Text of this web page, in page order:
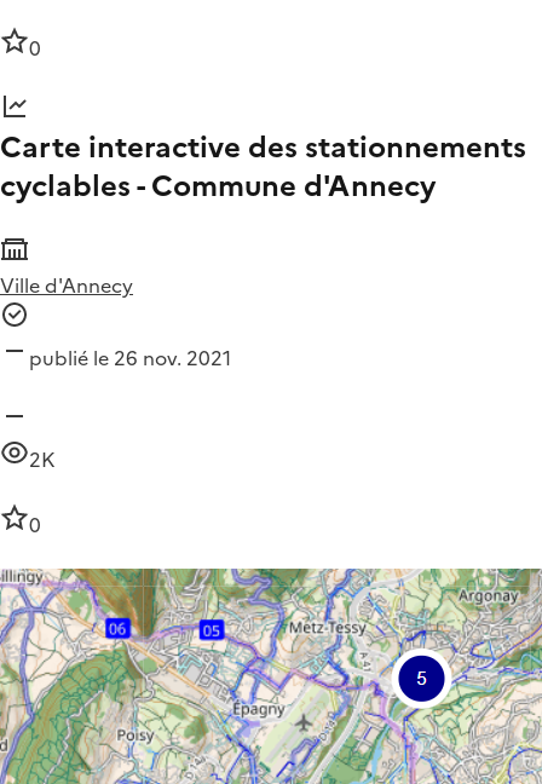
0
Carte interactive des stationnements
cyclables - Commune d'Annecy
Ville d'Annecy
publié le 26 nov. 2021
2K
0